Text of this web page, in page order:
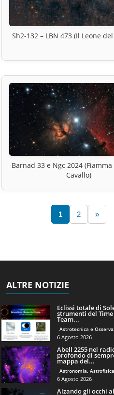
Sh2-132 – LBN 473 (Il Leone
Barnad 33 e Ngc 2024
Cavallo)
1 2 »
ALTRE NOTIZIE
Eclissi totale di
strumenti del
Team...
Astrotecnica e
6 Agosto 2026
Abell 2255 nel
profondo di
mappa del...
Astronomia, Astrofisica
6 Agosto 2026
Alzando gli occhi al